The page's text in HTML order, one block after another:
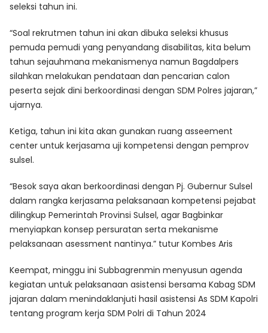
seleksi tahun ini.
“Soal rekrutmen tahun ini akan dibuka seleksi khusus
pemuda pemudi yang penyandang disabilitas, kita belum
tahun sejauhmana mekanismenya namun Bagdalpers
silahkan melakukan pendataan dan pencarian calon
peserta sejak dini berkoordinasi dengan SDM Polres jajaran,”
ujarnya.
Ketiga, tahun ini kita akan gunakan ruang asseement
center untuk kerjasama uji kompetensi dengan pemprov
sulsel.
“Besok saya akan berkoordinasi dengan Pj. Gubernur Sulsel
dalam rangka kerjasama pelaksanaan kompetensi pejabat
dilingkup Pemerintah Provinsi Sulsel, agar Bagbinkar
menyiapkan konsep persuratan serta mekanisme
pelaksanaan asessment nantinya.” tutur Kombes Aris
Keempat, minggu ini Subbagrenmin menyusun agenda
kegiatan untuk pelaksanaan asistensi bersama Kabag SDM
jajaran dalam menindaklanjuti hasil asistensi As SDM Kapolri
tentang program kerja SDM Polri di Tahun 2024